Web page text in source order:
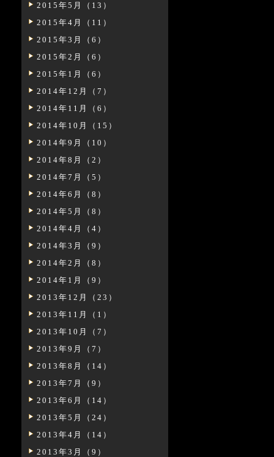
2015年5月（13）
2015年4月（11）
2015年3月（6）
2015年2月（6）
2015年1月（6）
2014年12月（7）
2014年11月（6）
2014年10月（15）
2014年9月（10）
2014年8月（2）
2014年7月（5）
2014年6月（8）
2014年5月（8）
2014年4月（4）
2014年3月（9）
2014年2月（8）
2014年1月（9）
2013年12月（23）
2013年11月（1）
2013年10月（7）
2013年9月（7）
2013年8月（14）
2013年7月（9）
2013年6月（14）
2013年5月（24）
2013年4月（14）
2013年3月（9）